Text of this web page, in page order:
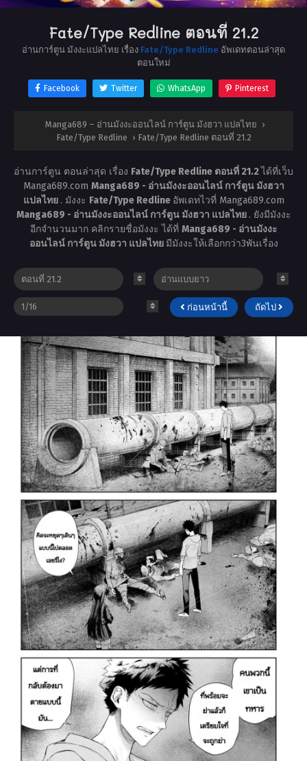
Fate/Type Redline ตอนที่ 21.2
อ่านการ์ตูน มังงะแปลไทย เรื่อง Fate/Type Redline อัพเดทตอนล่าสุด
ตอนใหม่
Facebook Twitter WhatsApp Pinterest
Manga689 – อ่านมังงะออนไลน์ การ์ตูน มังฮวา แปลไทย ›
Fate/Type Redline › Fate/Type Redline ตอนที่ 21.2
อ่านการ์ตูน ตอนล่าสุด เรื่อง Fate/Type Redline ตอนที่ 21.2ได้ที่เว็บ
Manga689.com Manga689 - อ่านมังงะออนไลน์ การ์ตูน มังฮวา
แปลไทย . มังงะ Fate/Type Redline อัพเดทไวที่ Manga689.com
Manga689 - อ่านมังงะออนไลน์ การ์ตูน มังฮวา แปลไทย . ยังมีมังงะ
อีกจำนวนมาก คลิกรายชื่อมังงะ ได้ที่ Manga689 - อ่านมังงะ
ออนไลน์ การ์ตูน มังฮวา แปลไทย มีมังงะให้เลือกกว่า3พันเรื่อง
ก่อนหน้านี้ ถัดไป